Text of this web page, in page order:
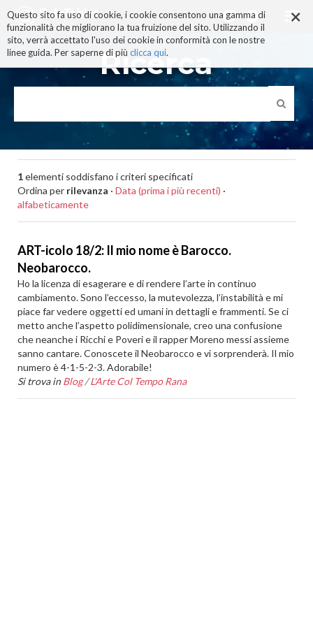
×
Questo sito fa uso di cookie, i cookie consentono una gamma di
funzionalità che migliorano la tua fruizione del sito. Utilizzando il
sito, verrà accettato l'uso dei cookie in conformità con le nostre
linee guida. Per saperne di più clicca qui.
ai
contenuti.
|
alla
navigazione
Ricerca
1elementi soddisfano i criteri specificati
Ordina per rilevanza · Data (prima i più recenti) ·
alfabeticamente
ART-icolo 18/2: Il mio nome è Barocco.
Neobarocco.
Ho la licenza di esagerare e di rendere l’arte in continuo
cambiamento. Sono l’eccesso, la mutevolezza, l’instabilità e mi
piace far vedere oggetti ed umani in dettagli e frammenti. Se ci
metto anche l’aspetto polidimensionale, creo una confusione
che neanche i Ricchi e Poveri e il rapper Moreno messi assieme
sanno cantare. Conoscete il Neobarocco e vi sorprenderà. Il mio
numero è 4-1-5-2-3. Adorabile!
Si trova in Blog /L'Arte Col Tempo Rana